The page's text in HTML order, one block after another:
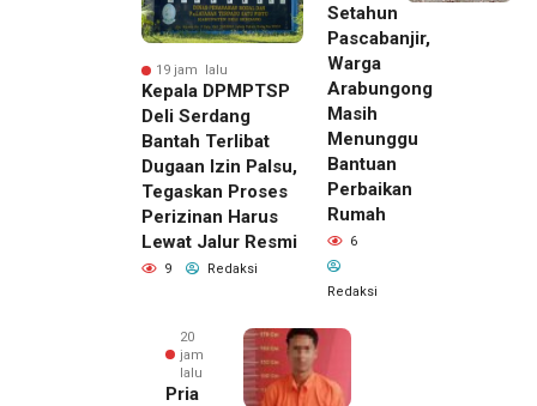
19 jam lalu
Kepala DPMPTSP
Deli Serdang
Bantah Terlibat
Dugaan Izin Palsu,
Tegaskan Proses
Perizinan Harus
Lewat Jalur Resmi
9 Redaksi
Setahun
Pascabanjir,
Warga
Arabungong
Masih
Menunggu
Bantuan
Perbaikan
Rumah
6
Redaksi
20
jam
lalu
Pria